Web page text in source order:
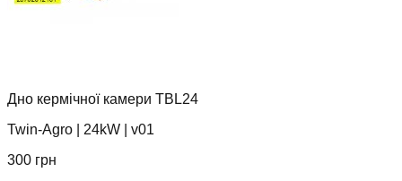
Дно кермічної камери TBL24
Twin-Agro
24kW
v01
300 грн